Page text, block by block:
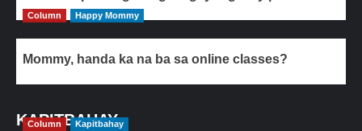
Column Happy Mommy
Mommy, handa ka na ba sa online classes?
KAPITBAHAY
Column Kapitbahay